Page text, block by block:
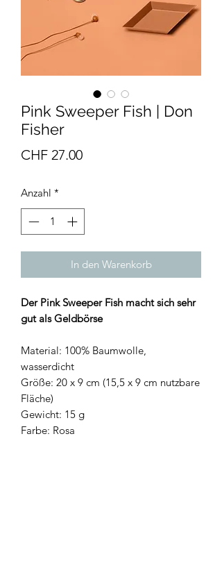
Pink Sweeper Fish | Don
Fisher
CHF 27.00Preis
Anzahl *
In den Warenkorb
Der Pink Sweeper Fish macht sich sehr
gut als Geldbörse
Material: 100% Baumwolle,
wasserdicht
Größe: 20 x 9 cm (15,5 x 9 cm nutzbare
Fläche)
Gewicht: 15 g
Farbe: Rosa